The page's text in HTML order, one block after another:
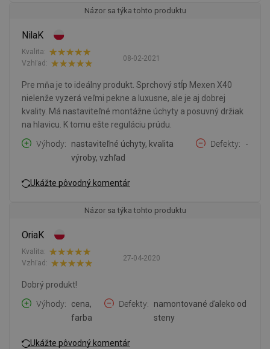
Názor sa týka tohto produktu
NilaK
08-02-2021
Kvalita:
Vzhľad:
Pre mňa je to ideálny produkt. Sprchový stĺp Mexen X40
nielenže vyzerá veľmi pekne a luxusne, ale je aj dobrej
kvality. Má nastaviteľné montážne úchyty a posuvný držiak
na hlavicu. K tomu ešte reguláciu prúdu.
Výhody
nastaviteľné úchyty, kvalita
výroby, vzhľad
Defekty -
Ukážte pôvodný komentár
Názor sa týka tohto produktu
OriaK
27-04-2020
Kvalita:
Vzhľad:
Dobrý produkt!
Výhody
cena,
farba
Defekty
namontované ďaleko od
steny
Ukážte pôvodný komentár